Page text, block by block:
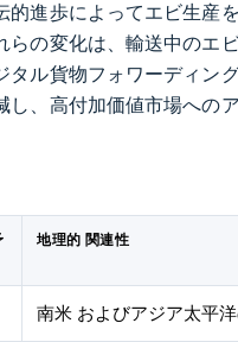
進歩によってエビ生産
の変化は、輸送中のエ
ル貨物フォワーディン
、高付加価値市場への
地理的 関連性
南米 およびアジア太平